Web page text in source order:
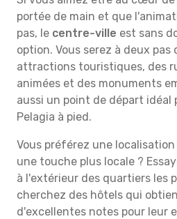
portée de main et que
pas, le centre-ville est sans
option. Vous serez à deux pas
attractions touristiques, des
animées et des monuments
aussi un point de départ idéal
Pelagia à pied.
Vous préférez une
une touche plus locale ?
à l'extérieur des quartiers les
cherchez des hôtels qui
d'excellentes notes pour leur